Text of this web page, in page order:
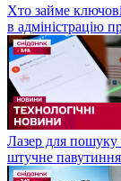
Хто займе
в адміністрацію
Лазер для пошуку
штучне